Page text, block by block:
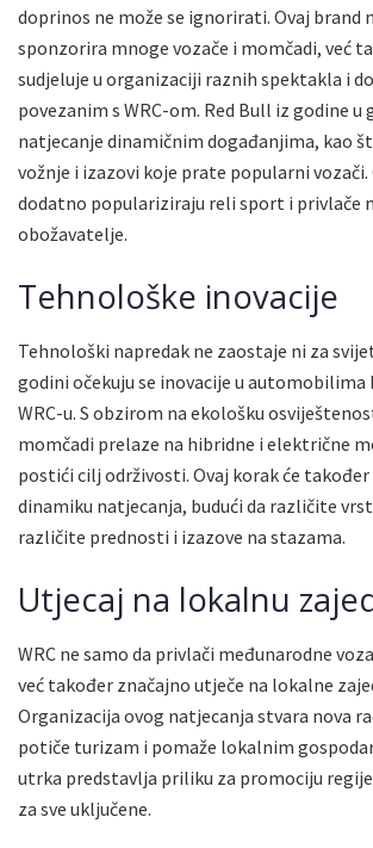
doprinos ne može se ignorirati. Ovaj brand
sponzorira mnoge vozače i momčadi, već
sudjeluje u organizaciji raznih spektakla i
povezanim s WRC-om. Red Bull iz godine u
natjecanje dinamičnim događanjima, kao
vožnje i izazovi koje prate popularni
dodatno populariziraju reli sport i privlače
obožavatelje.
Tehnološke inovacije
Tehnološki napredak ne zaostaje ni za
godini očekuju se inovacije u automobilima
WRC-u. S obzirom na ekološku
momčadi prelaze na hibridne i električne
postići cilj održivosti. Ovaj korak će
dinamiku natjecanja, budući da različite
različite prednosti i izazove na stazama.
Utjecaj na lokalnu
WRC ne samo da privlači međunarodne
već također značajno utječe na lokalne
Organizacija ovog natjecanja stvara nova
potiče turizam i pomaže lokalnim
utrka predstavlja priliku za promociju
za sve uključene.